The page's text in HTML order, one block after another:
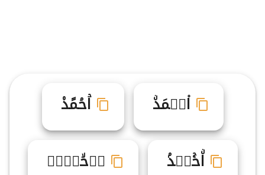
ا۫حࣽمَدۨ اۡحۘمًد۠
اۨحۚمࣴدۢ اࣷحۙمࣷدࣻ